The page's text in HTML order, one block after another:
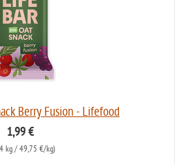
Berry Fusion - Lifefood
1,99 €
kg/ 49,75 €/kg)